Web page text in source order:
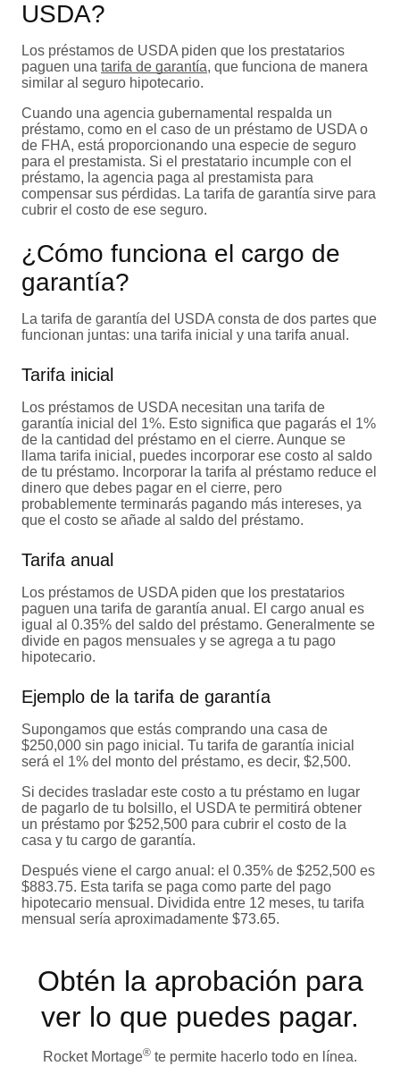
USDA?
Los préstamos de USDA piden que los prestatarios
paguen una tarifa de garantía, que funciona de manera
similar al seguro hipotecario.
Cuando una agencia gubernamental respalda un
préstamo, como en el caso de un préstamo de USDA o
de FHA, está proporcionando una especie de seguro
para el prestamista. Si el prestatario incumple con el
préstamo, la agencia paga al prestamista para
compensar sus pérdidas. La tarifa de garantía sirve para
cubrir el costo de ese seguro.
¿Cómo funciona el cargo de
garantía?
La tarifa de garantía del USDA consta de dos partes que
funcionan juntas: una tarifa inicial y una tarifa anual.
Tarifa inicial
Los préstamos de USDA necesitan una tarifa de
garantía inicial del 1%. Esto significa que pagarás el 1%
de la cantidad del préstamo en el cierre. Aunque se
llama tarifa inicial, puedes incorporar ese costo al saldo
de tu préstamo. Incorporar la tarifa al préstamo reduce el
dinero que debes pagar en el cierre, pero
probablemente terminarás pagando más intereses, ya
que el costo se añade al saldo del préstamo.
Tarifa anual
Los préstamos de USDA piden que los prestatarios
paguen una tarifa de garantía anual. El cargo anual es
igual al 0.35% del saldo del préstamo. Generalmente se
divide en pagos mensuales y se agrega a tu pago
hipotecario.
Ejemplo de la tarifa de garantía
Supongamos que estás comprando una casa de
$250,000 sin pago inicial. Tu tarifa de garantía inicial
será el 1% del monto del préstamo, es decir, $2,500.
Si decides trasladar este costo a tu préstamo en lugar
de pagarlo de tu bolsillo, el USDA te permitirá obtener
un préstamo por $252,500 para cubrir el costo de la
casa y tu cargo de garantía.
Después viene el cargo anual: el 0.35% de $252,500 es
$883.75. Esta tarifa se paga como parte del pago
hipotecario mensual. Dividida entre 12 meses, tu tarifa
mensual sería aproximadamente $73.65.
Obtén la aprobación para
ver lo que puedes pagar.​
Rocket Mortage® te permite hacerlo todo en línea.